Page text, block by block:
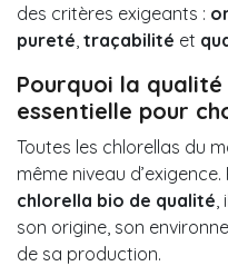
des critères exigeants :
pureté traçabilité et
Pourquoi la
essentielle pour
Toutes les chlorellas du
même niveau
chlorella bio de qualité
son origine, son
de sa production.